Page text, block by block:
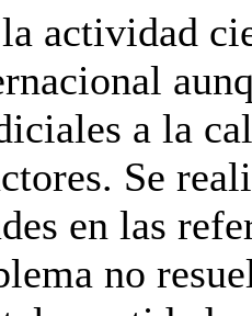
actividad
a la
Se
en las
no